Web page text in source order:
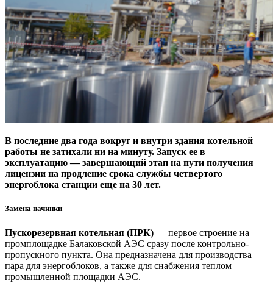
В последние два года вокруг и внутри здания котельной
работы не затихали ни на минуту. Запуск ее в
эксплуатацию — завершающий этап на пути получения
лицензии на продление срока службы четвертого
энергоблока станции еще на 30 лет.
Замена начинки
Пускорезервная котельная (ПРК) — первое строение на
промплощадке Балаковской АЭС сразу после контрольно-
пропускного пункта. Она предназначена для производства
пара для энергоблоков, а также для снабжения теплом
промышленной площадки АЭС.